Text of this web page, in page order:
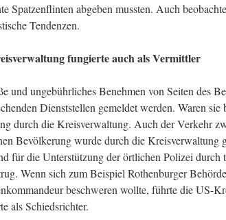
Spatzenflinten abgeben mussten. Auch
Tendenzen.
fungierte auch als Vermittler
und ungebührliches Benehmen von Seiten des
Dienststellen gemeldet werden. Waren
durch die Kreisverwaltung. Auch der Verkehr
Bevölkerung wurde durch die Kreisverwaltung
für die Unterstützung der örtlichen Polizei durch
Wenn sich zum Beispiel Rothenburger
beschweren wollte, führte die US-
als Schiedsrichter.